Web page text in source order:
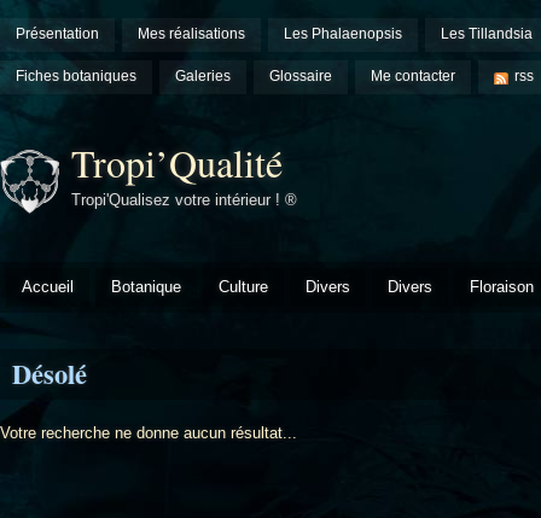
Présentation Mes réalisations Les Phalaenopsis Les Tillandsia
Fiches botaniques Galeries Glossaire Me contacter rss
Tropi’Qualité
Tropi'Qualisez votre intérieur ! ®
Accueil Botanique Culture Divers Divers Floraison
Désolé
Votre recherche ne donne aucun résultat...